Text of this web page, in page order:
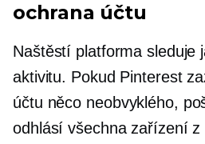
ochrana účtu
Naštěstí platforma sleduje
aktivitu. Pokud Pinterest
účtu něco neobvyklého,
odhlásí všechna zařízení